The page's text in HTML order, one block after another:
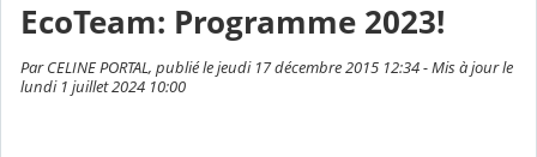
EcoTeam: Programme 2023!
Par CELINE PORTAL, publié le jeudi 17 décembre 2015 12:34 - Mis à jour le
lundi 1 juillet 2024 10:00